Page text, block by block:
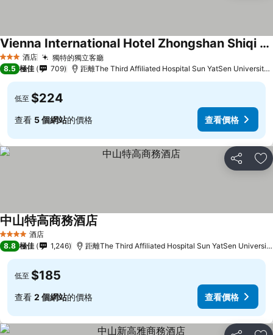
3 星級 酒店 獨特的獨立客廳查看價格
Vienna International Hotel Zhongshan Shiqi Kanghua Road
查看價格
8.5 極佳 709 距離The Third Affiliated Hospital Sun YatSen University
低至 $224
查看 5 個網站的價格 查看價格
分享 放
4 星級 酒店
中山特高商務酒店
8.8 極佳 1,246 距離The Third Affiliated Hospital Sun YatSen
低至 $185
查看 2 個網站的價格 查看價格